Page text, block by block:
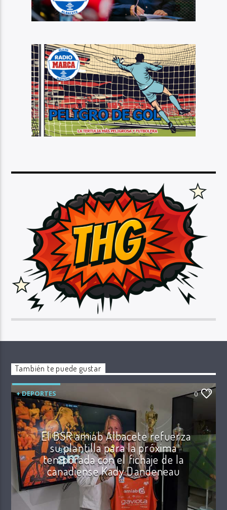
También te puede gustar
+ DEPORTES 0
El BSR amiab Albacete refuerza
su plantilla para la próxima
temporada con el fichaje de la
canadiense Kady Dandeneau